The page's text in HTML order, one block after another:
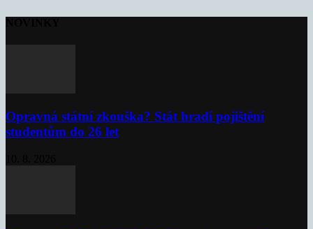
Opravná státní zkouška? Stát hradí pojištění
studentům do 26 let